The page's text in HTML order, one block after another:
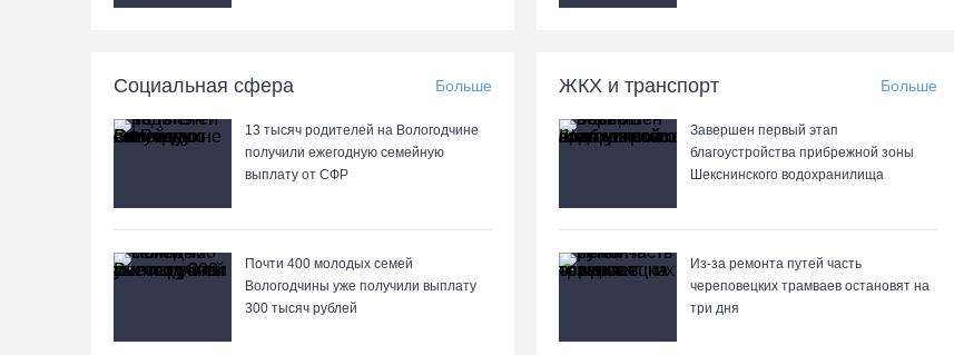
Социальная сфера Больше
13 тысяч родителей на Вологодчине
получили ежегодную семейную
выплату от СФР
Почти 400 молодых семей
Вологодчины уже получили выплату
300 тысяч рублей
ЖКХ и транспорт Больше
Завершен первый этап
благоустройства прибрежной зоны
Шекснинского водохранилища
Из-за ремонта путей часть
череповецких трамваев остановят на
три дня